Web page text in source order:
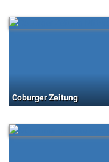
Coburger Zeitung